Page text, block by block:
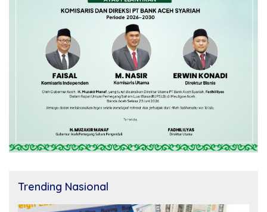
Trending Nasional